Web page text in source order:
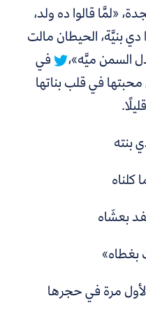
«لمَّا قالوا ده ولد،
بنيَّة، الحيطان مالت
السمن ميَّه»،
في
في قلب بناتها
بنته
بعشَاه
بغطاه»
مرة في حجرها